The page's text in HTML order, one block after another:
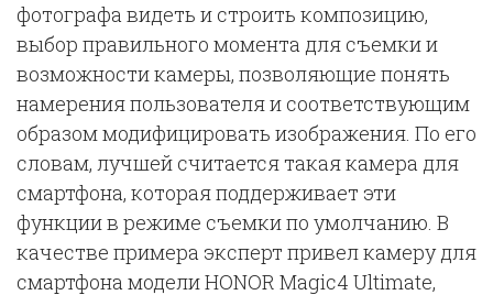
фотографа видеть и строить композицию,
выбор правильного момента для съемки и
возможности камеры, позволяющие понять
намерения пользователя и соответствующим
образом модифицировать изображения. По его
словам, лучшей считается такая камера для
смартфона, которая поддерживает эти
функции в режиме съемки по умолчанию. В
качестве примера эксперт привел камеру для
смартфона модели HONOR Magic4 Ultimate,